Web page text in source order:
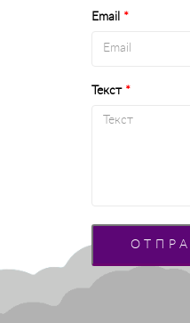
Email *
Текст *